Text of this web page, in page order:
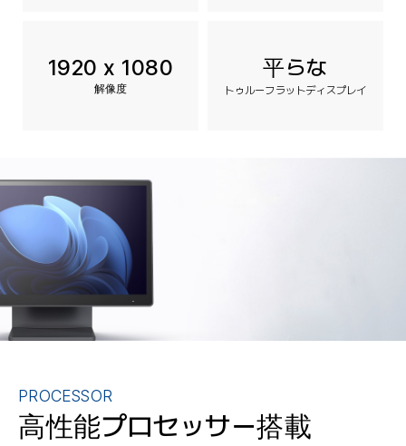
1920 x 1080
解像度
平らな
トゥルーフラットディスプレイ
PROCESSOR
高性能プロセッサー搭載